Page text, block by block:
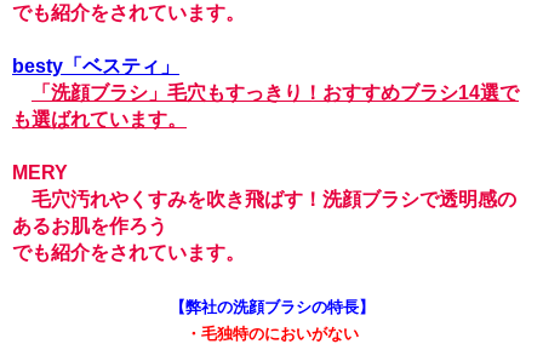
でも紹介をされています。
besty「ベスティ」
「洗顔ブラシ」毛穴もすっきり！おすすめブラシ14選で
も選ばれています。
MERY
毛穴汚れやくすみを吹き飛ばす！洗顔ブラシで透明感の
あるお肌を作ろう
でも紹介をされています。
【弊社の洗顔ブラシの特長】
・毛独特のにおいがない